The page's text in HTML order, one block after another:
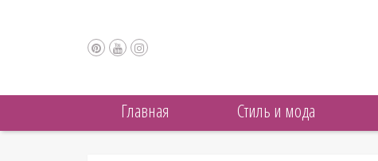
Главная Cтиль и мода